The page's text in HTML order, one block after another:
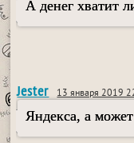
А денег хватит
Jester 13 января 2019
Яндекса, а